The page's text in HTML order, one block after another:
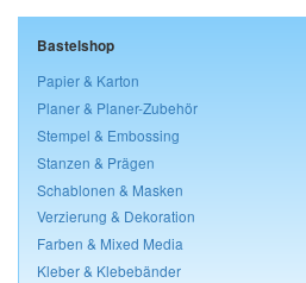
Bastelshop
Papier & Karton
Planer & Planer-Zubehör
Stempel & Embossing
Stanzen & Prägen
Schablonen & Masken
Verzierung & Dekoration
Farben & Mixed Media
Kleber & Klebebänder